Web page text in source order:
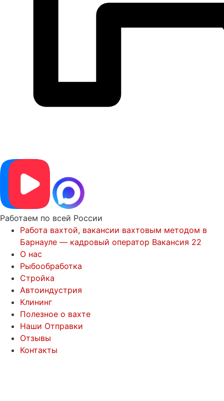
Работаем по всей России
Работа вахтой, вакансии вахтовым методом в
Барнауле — кадровый оператор Вакансия 22
О нас
Рыбообработка
Стройка
Автоиндустрия
Клининг
Полезное о вахте
Наши Отправки
Отзывы
Контакты